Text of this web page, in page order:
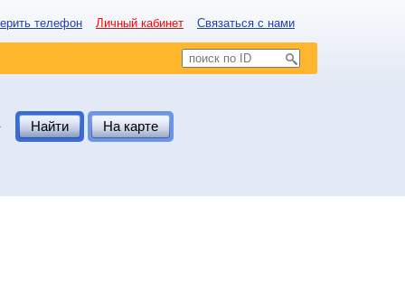
телефон Личный кабинет Связаться с нами
Найти На карте